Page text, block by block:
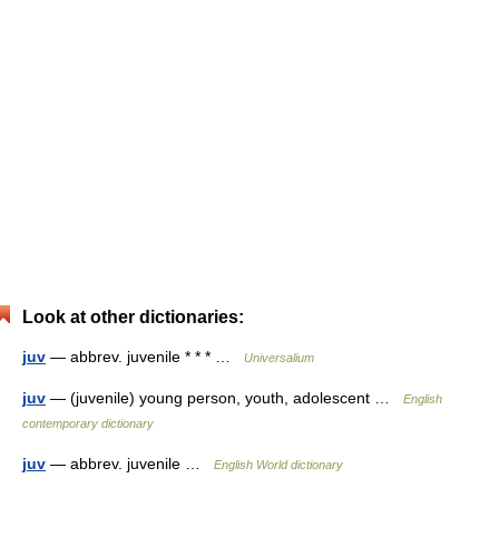
Look at other dictionaries:
juv — abbrev. juvenile * * * … Universalium
juv — (juvenile) young person, youth, adolescent …
English
contemporary dictionary
juv — abbrev. juvenile … English World dictionary